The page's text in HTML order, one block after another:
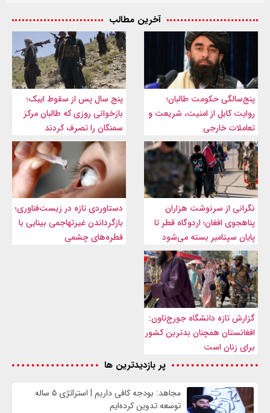
آخرین مطالب
پنج‌سالگی حکومت طالبان؛
روایت کابل از امنیت، شریعت و
تعاملات خارجی
پنج سال پس از سقوط ایبک؛
بازخوانی روزی که طالبان مرکز
سمنگان را تصرف کردند
نگرانی از سرنوشت هزاران
پناهجوی افغان؛ اردوگاه قطر تا
پایان سپتامبر بسته می‌شود
دستاوردی تازه در زیست‌فناوری؛
بازگرداندن غیرتهاجمی بینایی با
قطره‌های چشمی
گزارش تازه دانشگاه جورج‌تاون:
افغانستان همچنان بدترین کشور
برای زنان است
پر بازدیدترین ها
مجاهد: بودجه کافی داریم | استراتژی ۵ ساله
توسعه تدوین کرده‌ایم